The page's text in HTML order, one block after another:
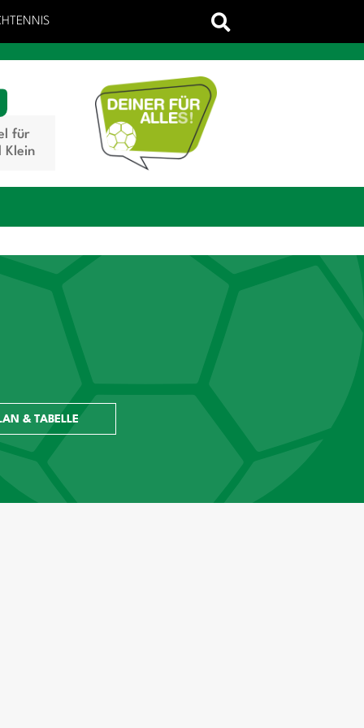
für
Klein
& TABELLE